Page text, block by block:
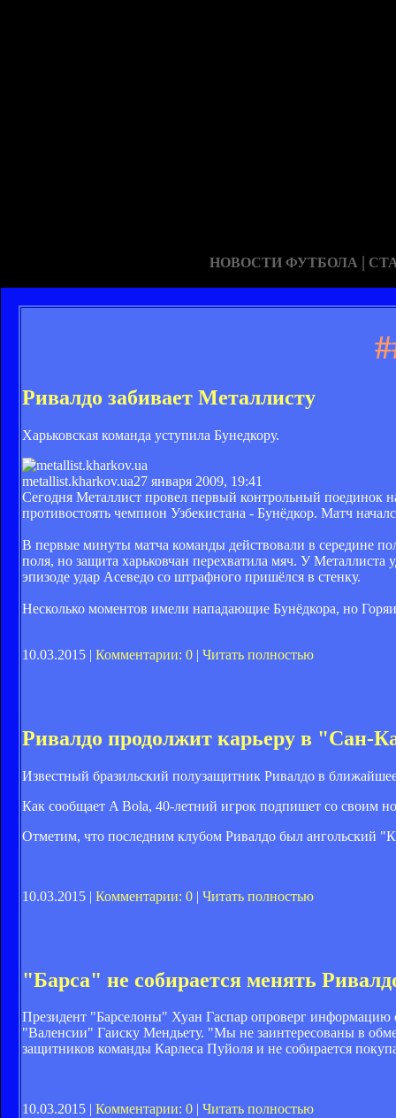
НОВОСТИ ФУТБОЛА |
Ривалдо забивает Металлисту
Харьковская команда уступила Бунедкору.
metallist.kharkov.ua27 января 2009, 19:41
Сегодня Металлист провел первый контрольный
противостоять чемпион Узбекистана - Бунёдкор. Матч
В первые минуты матча команды действовали в середине
поля, но защита харьковчан перехватила мяч. У Металлиста
эпизоде удар Асеведо со штрафного пришёлся в стенку.
Несколько моментов имели нападающие Бунёдкора, но
10.03.2015 | Комментарии: 0 | Читать полностью
Ривалдо продолжит карьеру в "Сан-
Известный бразильский полузащитник Ривалдо в
Как сообщает A Bola, 40-летний игрок подпишет со своим
Отметим, что последним клубом Ривалдо был ангольский
10.03.2015 | Комментарии: 0 | Читать полностью
"Барса" не собирается менять
Президент "Барселоны" Хуан Гаспар опроверг информацию
"Валенсии" Гаиску Мендьету. "Мы не заинтересованы в
защитников команды Карлеса Пуйоля и не собирается
10.03.2015 | Комментарии: 0 | Читать полностью